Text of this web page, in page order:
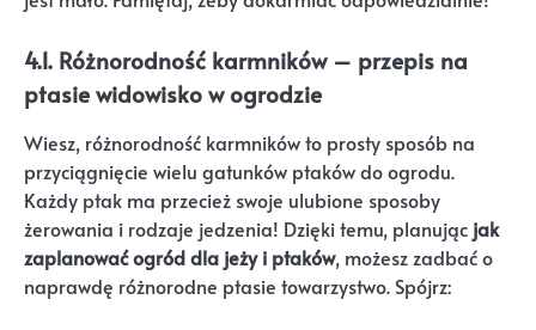
4.1. Różnorodność karmników – przepis na
ptasie widowisko w ogrodzie
Wiesz, różnorodność karmników to prosty sposób na
przyciągnięcie wielu gatunków ptaków do ogrodu.
Każdy ptak ma przecież swoje ulubione sposoby
żerowania i rodzaje jedzenia! Dzięki temu, planując jak
zaplanować ogród dla jeży i ptaków, możesz zadbać o
naprawdę różnorodne ptasie towarzystwo. Spójrz: